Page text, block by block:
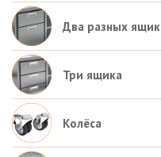
Два разных
Три ящика
Колёса